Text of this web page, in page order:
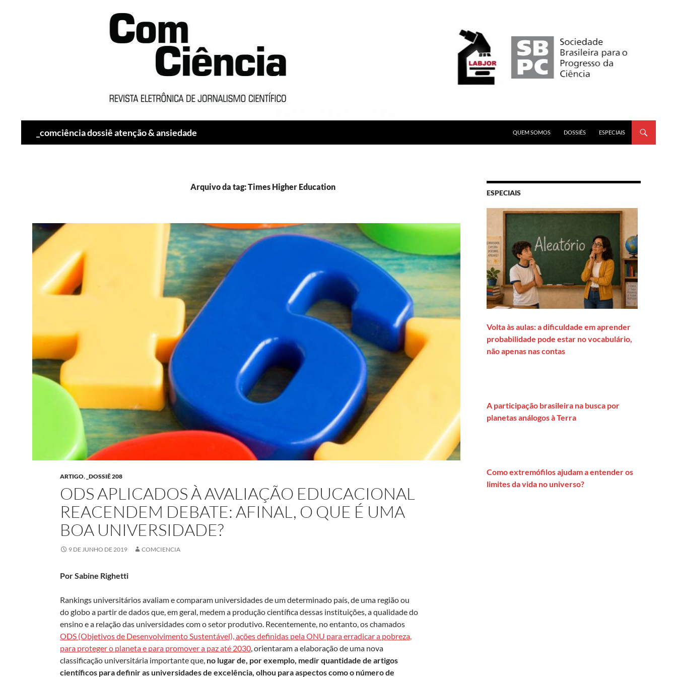
_comciência dossiê atenção & ansiedade
QUEM SOMOS
DOSSIÊS ESPECIAIS
Arquivo da tag: Times Higher Education
ARTIGO, _DOSSIÊ 208
ODS APLICADOS À AVALIAÇÃO EDUCACIONAL
REACENDEM DEBATE: AFINAL, O QUE É UMA
BOA UNIVERSIDADE?
9 DE JUNHO DE 2019 COMCIENCIA
Por Sabine Righetti
Rankings universitários avaliam e comparam universidades de um determinado país, de uma região ou
do globo a partir de dados que, em geral, medem a produção científica dessas instituições, a qualidade do
ensino e a relação das universidades com o setor produtivo. Recentemente, no entanto, os chamados
ODS (Objetivos de Desenvolvimento Sustentável), ações definidas pela ONU para erradicar a pobreza,
para proteger o planeta e para promover a paz até 2030 , orientaram a elaboração de uma nova
classificação universitária importante que, no lugar de, por exemplo, medir quantidade de artigos
científicos para definir as universidades de excelência, olhou para aspectos como o número de
ESPECIAIS
Volta às aulas: a dificuldade em aprender
probabilidade pode estar no vocabulário,
não apenas nas contas
A participação brasileira na busca por
planetas análogos à Terra
Como extremófilos ajudam a entender os
limites da vida no universo?